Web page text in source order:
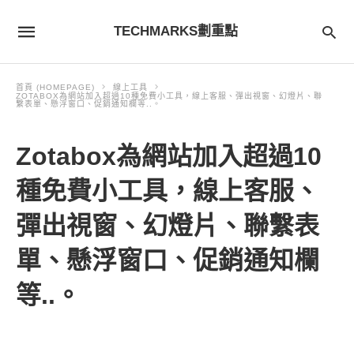
TECHMARKS劃重點
首頁 (HOMEPAGE)
線上工具
ZOTABOX為網站加入超過10種免費小工具，線上客服、彈出視窗、幻燈片、聯
繫表單、懸浮窗口、促銷通知欄等..。
Zotabox為網站加入超過10
種免費小工具，線上客服、
彈出視窗、幻燈片、聯繫表
單、懸浮窗口、促銷通知欄
等..。